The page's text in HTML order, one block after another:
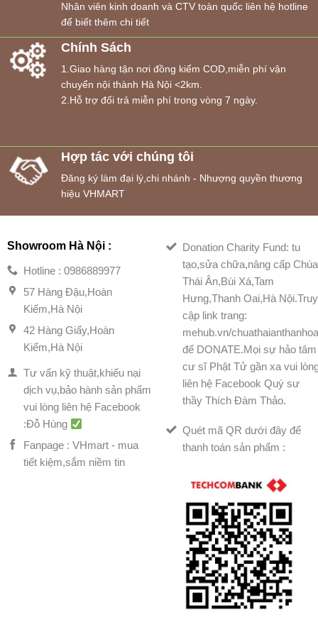
Nhân viên kinh doanh và CTV toàn quốc liên hệ hotline
để biết thêm chi tiết
Chính Sách
1.Giao hàng tận nơi đồng kiểm COD,miễn phí vận
chuyển nội thành Hà Nội <2km.
2.Hỗ trợ đổi trả miễn phí trong vòng 7 ngày.
Hợp tác với chúng tôi
Đăng ký làm đại lý,chi nhánh - Nhượng quyền thương
hiệu VHMART
Showroom Hà Nội :
Hotline : 0986889977
57 Hàng Đậu,Hoàn
Kiếm,Hà Nội
42 Hàng Giấy,Hoàn
Kiếm,Hà Nội
Tư vấn kỹ thuật,khiếu nại
dịch vụ,bảo hành sản phẩm
vui lòng liên hệ Facebook
:Đỗ Hùng
Fanpage : VHmart - mua
tiết kiệm,sắm niềm tin
Donation Charity Fund: tu
tạo,sửa chữa,nâng cấp Chùa
Thái Ân,Bùi Xá,Tam
Hưng,Thanh Oai,Hà Nội.Truy
cập link trang:
mehub.vn/
để DONATE.Mọi sự hảo tâm
cư sĩ Phật Tử gần xa vui
liên hệ Facebook Quý sư
thầy Thích Đàm Thảo.
Quét mã QR dưới đây để
thanh toán sản phẩm :